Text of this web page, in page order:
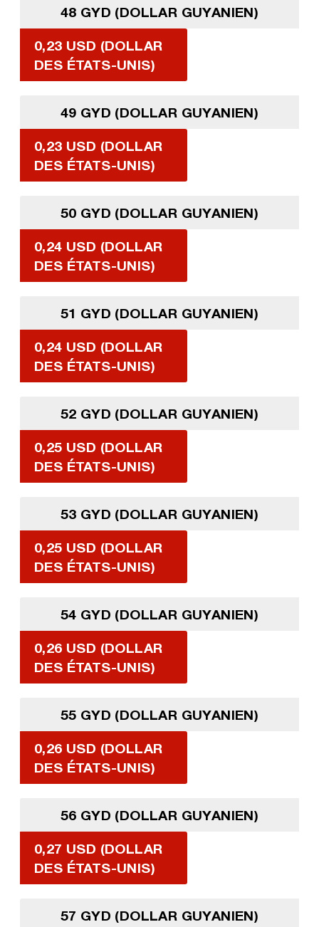
48 GYD (DOLLAR GUYANIEN)
0,23 USD (DOLLAR
DES ÉTATS-UNIS)
49 GYD (DOLLAR GUYANIEN)
0,23 USD (DOLLAR
DES ÉTATS-UNIS)
50 GYD (DOLLAR GUYANIEN)
0,24 USD (DOLLAR
DES ÉTATS-UNIS)
51 GYD (DOLLAR GUYANIEN)
0,24 USD (DOLLAR
DES ÉTATS-UNIS)
52 GYD (DOLLAR GUYANIEN)
0,25 USD (DOLLAR
DES ÉTATS-UNIS)
53 GYD (DOLLAR GUYANIEN)
0,25 USD (DOLLAR
DES ÉTATS-UNIS)
54 GYD (DOLLAR GUYANIEN)
0,26 USD (DOLLAR
DES ÉTATS-UNIS)
55 GYD (DOLLAR GUYANIEN)
0,26 USD (DOLLAR
DES ÉTATS-UNIS)
56 GYD (DOLLAR GUYANIEN)
0,27 USD (DOLLAR
DES ÉTATS-UNIS)
57 GYD (DOLLAR GUYANIEN)